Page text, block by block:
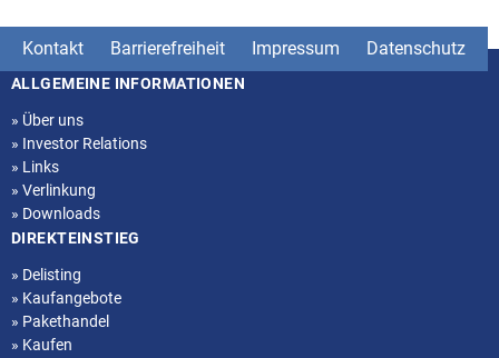
Kontakt Barrierefreiheit Impressum Datenschutz
Seitenstruktur
ALLGEMEINE INFORMATIONEN
» Über uns
» Investor Relations
» Links
» Verlinkung
» Downloads
DIREKTEINSTIEG
» Delisting
» Kaufangebote
» Pakethandel
» Kaufen